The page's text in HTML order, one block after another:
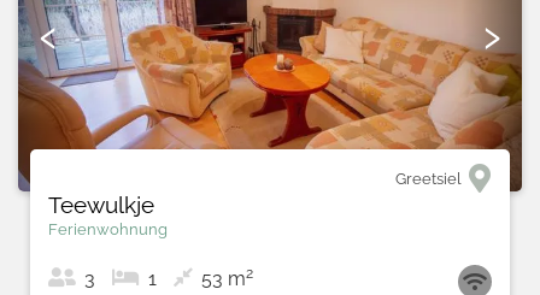
‹ ›
Greetsiel
Teewulkje
Ferienwohnung
3 1 53 m2